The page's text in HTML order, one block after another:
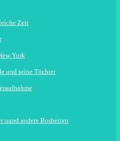
Zeit
York
und seine Töchter
uund andere Bosheiten